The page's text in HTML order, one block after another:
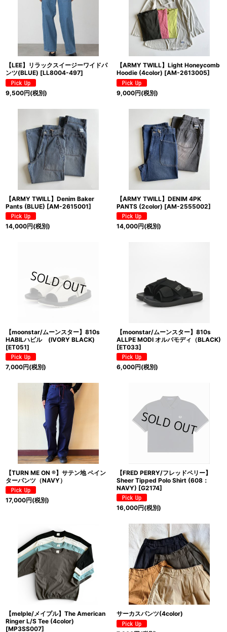
【LEE】リラックスイージーワイドパ
ンツ(BLUE) [LL8004-497]
9,500円(税別)
【ARMY TWILL】Light Honeycomb
Hoodie (4color) [AM-2613005]
9,000円(税別)
【ARMY TWILL】Denim Baker
Pants (BLUE) [AM-2615001]
14,000円(税別)
【ARMY TWILL】DENIM 4PK
PANTS (2color) [AM-2555002]
14,000円(税別)
【moonstar/ムーンスター】810s
HABILハビル (IVORY BLACK)
[ET051]
7,000円(税別)
【moonstar/ムーンスター】810s
ALLPE MODI オルパモディ（BLACK)
[ET033]
6,000円(税別)
【TURN ME ON ®】サテン地 ペイン
ターパンツ（NAVY）
17,000円(税別)
【FRED PERRY/フレッドペリー】
Sheer Tipped Polo Shirt (608：
NAVY) [G2174]
16,000円(税別)
【melple/メイプル】The American
Ringer L/S Tee (4color)
[MP3SS007]
サーカスパンツ(4color)